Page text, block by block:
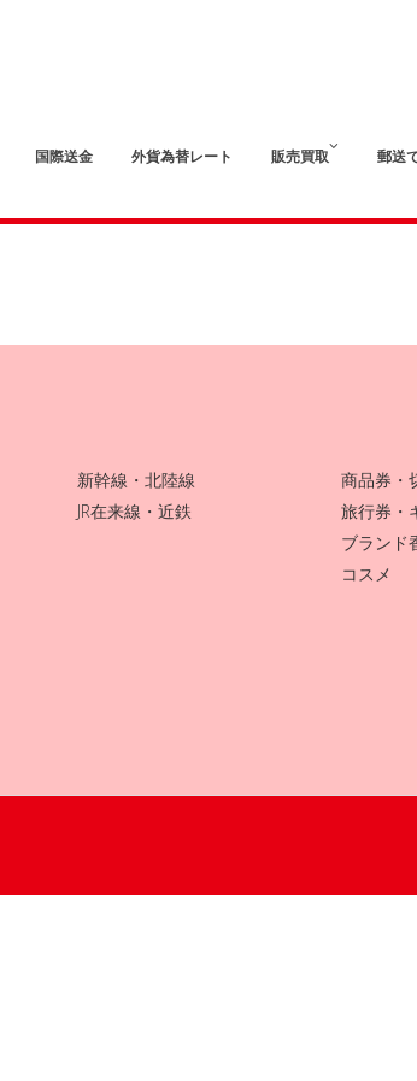
国際送金 外貨為替レート 販売買取 郵送
新幹線・北陸線
JR在来線・近鉄
商品券・
旅行券・
ブランド
コスメ